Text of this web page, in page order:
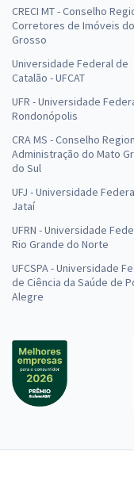
CRECI MT - Conselho
Corretores de Imóveis
Grosso
Universidade Federal de
Catalão - UFCAT
UFR - Universidade
Rondonópolis
CRA MS - Conselho
Administração do Mato
do Sul
UFJ - Universidade
Jataí
UFRN - Universidade
Rio Grande do Norte
UFCSPA - Universidade
de Ciência da Saúde de
Alegre